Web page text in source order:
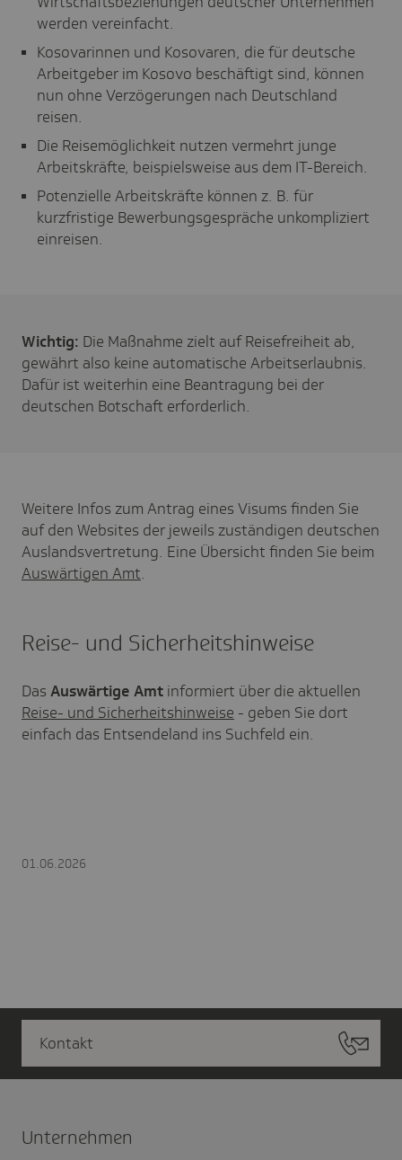
werden vereinfacht.
Kosovarinnen und Kosovaren, die für deutsche
Arbeitgeber im Kosovo beschäftigt sind, können
nun ohne Verzögerungen nach Deutschland
reisen.
Die Reisemöglichkeit nutzen vermehrt junge
Arbeitskräfte, beispielsweise aus dem IT-Bereich.
Potenzielle Arbeitskräfte können z. B. für
kurzfristige Bewerbungsgespräche unkompliziert
einreisen.
Wichtig: Die Maßnahme zielt auf Reisefreiheit ab,
gewährt also keine automatische Arbeitserlaubnis.
Dafür ist weiterhin eine Beantragung bei der
deutschen Botschaft erforderlich.
Weitere Infos zum Antrag eines Visums finden Sie
auf den Websites der jeweils zuständigen deutschen
Auslandsvertretung. Eine Übersicht finden Sie beim
Auswärtigen Amt.
Reise- und Sicherheitshinweise
Das Auswärtige Amt informiert über die aktuellen
Reise- und Sicherheitshinweise - geben Sie dort
einfach das Entsendeland ins Suchfeld ein.
01.06.2026
Kontakt
Unter­nehmen